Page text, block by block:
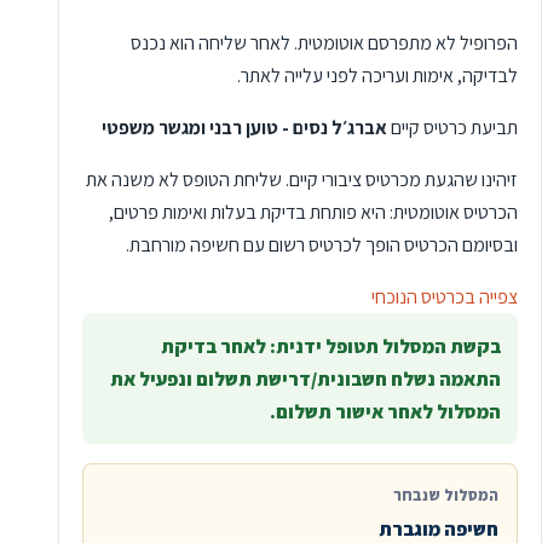
הפרופיל לא מתפרסם אוטומטית. לאחר שליחה הוא נכנס
לבדיקה, אימות ועריכה לפני עלייה לאתר.
תביעת כרטיס קייםאברג׳ל נסים - טוען רבני ומגשר משפטי
זיהינו שהגעת מכרטיס ציבורי קיים. שליחת הטופס לא משנה את
הכרטיס אוטומטית: היא פותחת בדיקת בעלות ואימות פרטים,
ובסיומם הכרטיס הופך לכרטיס רשום עם חשיפה מורחבת.
צפייה בכרטיס הנוכחי
בקשת המסלול תטופל ידנית: לאחר בדיקת
התאמה נשלח חשבונית/דרישת תשלום ונפעיל את
המסלול לאחר אישור תשלום.
המסלול שנבחר
חשיפה מוגברת